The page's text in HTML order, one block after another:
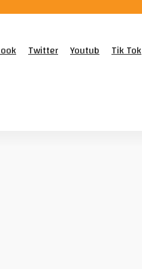
Twitter Youtub Tik Tok